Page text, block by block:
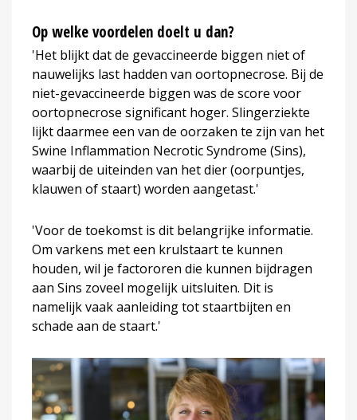
Op welke voordelen doelt u dan?
'Het blijkt dat de gevaccineerde biggen niet of
nauwelijks last hadden van oortopnecrose. Bij de
niet-gevaccineerde biggen was de score voor
oortopnecrose significant hoger. Slingerziekte
lijkt daarmee een van de oorzaken te zijn van het
Swine Inflammation Necrotic Syndrome (Sins),
waarbij de uiteinden van het dier (oorpuntjes,
klauwen of staart) worden aangetast.'
'Voor de toekomst is dit belangrijke informatie.
Om varkens met een krulstaart te kunnen
houden, wil je factororen die kunnen bijdragen
aan Sins zoveel mogelijk uitsluiten. Dit is
namelijk vaak aanleiding tot staartbijten en
schade aan de staart.'